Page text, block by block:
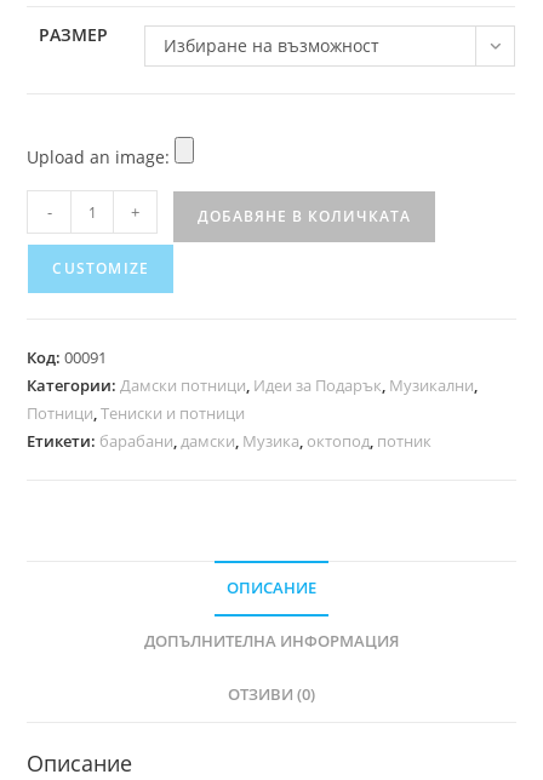
РАЗМЕР Избиране на възможност
Upload an image:
- + ДОБАВЯНЕ В КОЛИЧКАТА
CUSTOMIZE
Код:00091
Категории:Дамски потници, Идеи за Подарък, Музикални,
Потници,Тениски и потници
Етикети: барабани,дамски, Музика, октопод, потник
ОПИСАНИЕ
ДОПЪЛНИТЕЛНА ИНФОРМАЦИЯ
ОТЗИВИ (0)
Описание